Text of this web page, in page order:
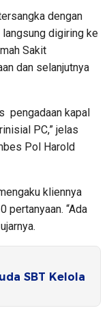
dengan
langsung digiring ke
Sakit
dan selanjutnya
pengadaan kapal
PC,” jelas
Pol Harold
kliennya
pertanyaan. “Ada
SBT Kelola